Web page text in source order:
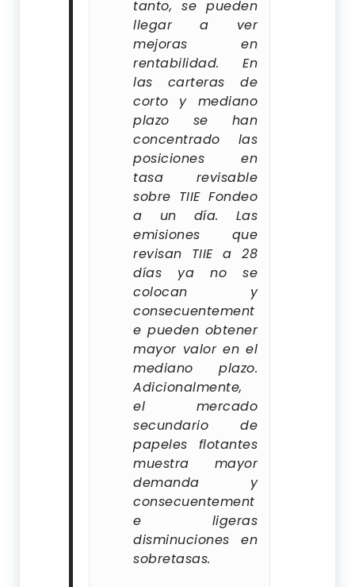
tanto, se pueden
llegar a ver
mejoras en
rentabilidad. En
las carteras de
corto y mediano
plazo se han
concentrado las
posiciones en
tasa revisable
sobre TIIE Fondeo
a un día. Las
emisiones que
revisan TIIE a 28
días ya no se
colocan y
consecuentement
e pueden obtener
mayor valor en el
mediano plazo.
Adicionalmente,
el mercado
secundario de
papeles flotantes
muestra mayor
demanda y
consecuentement
e ligeras
disminuciones en
sobretasas.